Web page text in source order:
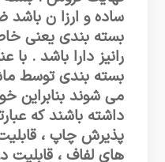
ساده و ارزا ن باشد
بسته بندی یعنی
رانیز دارا باشد . با
بسته بندی توسط
می شوند بنابراین
داشته باشند که
پذیرش چاپ ،
های لفاف ، قابلیت